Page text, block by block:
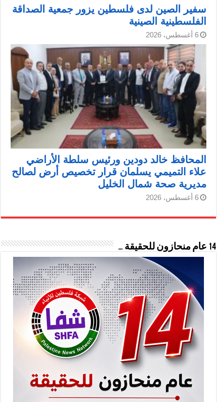
سفير الصين لدى فلسطين يزور جمعية الصداقة
الفلسطينية الصينية
6 أغسطس، 2026
المحافظ خالد دودين ورئيس سلطة الأراضي
علاء التميمي يسلمان قرار تخصيص أرض لصالح
مديرية صحة شمال الخليل
6 أغسطس، 2026
14 عام منحازون للحقيقة …